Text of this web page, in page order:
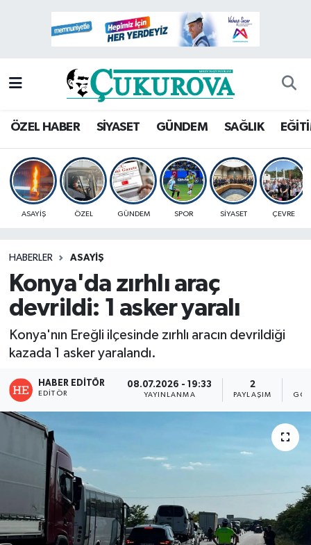
ÖZEL HABER SİYASET GÜNDEM SAĞLIK
ASAYİŞ ÖZEL GÜNDEM SPOR SİYASET ÇEVRE
HABERLER ASAYİŞ
Konya'da zırhlı araç
devrildi: 1 asker yaralı
Konya'nın Ereğli ilçesinde zırhlı aracın devrildiği
kazada 1 asker yaralandı.
HABER EDITÖR
EDITÖR
08.07.2026 - 19:33
YAYINLANMA
2
PAYLAŞIM
Mersin Hava Durumu
Mersin Namaz Vakitleri
Mersin Trafik Yoğunluk Haritası
Süper Lig Puan Durumu ve Fikstür
Son Dakika Haberleri
Haber Arşivi